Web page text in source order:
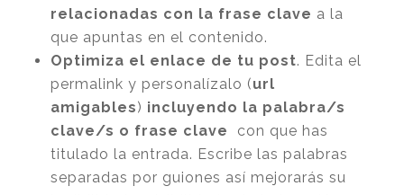
relacionadas con la frase clave a la
que apuntas en el contenido.
Optimiza el enlace de tu post. Edita el
permalink y personalízalo (url
amigables) incluyendo la palabra/s
clave/s o frase clave
con que has
titulado la entrada. Escribe las palabras
separadas por guiones así mejorarás su